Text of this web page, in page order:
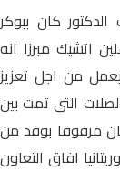
كان ببوكر
اتشيك مبرزا انه
من اجل تعزيز
التى تمت بين
مرفوقا بوفد من
افاق التعاون